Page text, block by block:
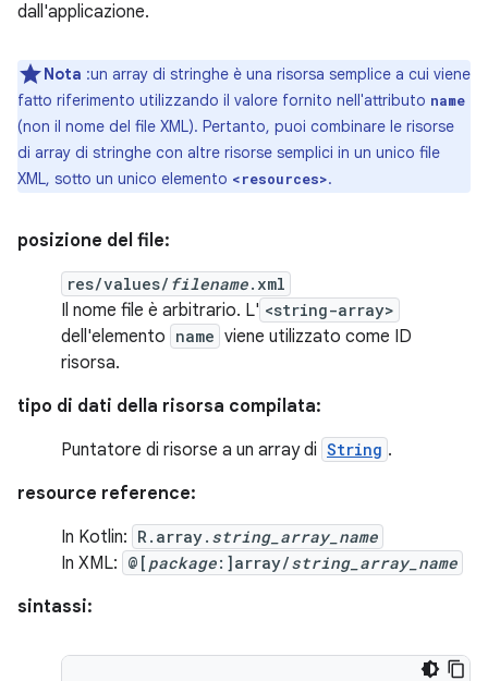
dall'applicazione.
Nota :un array di stringhe è una risorsa semplice a cui viene
fatto riferimento utilizzando il valore fornito nell'attributo name
(non il nome del file XML). Pertanto, puoi combinare le risorse
di array di stringhe con altre risorse semplici in un unico file
XML, sotto un unico elemento <resources>.
posizione del file:
res/values/ filename.xml
Il nome file è arbitrario. L' <string-array>
dell'elemento name viene utilizzato come ID
risorsa.
tipo di dati della risorsa compilata:
Puntatore di risorse a un array di String .
resource reference:
In Kotlin: R.array. string_array_name
In XML: @[ package:]array/string_array_name
sintassi: